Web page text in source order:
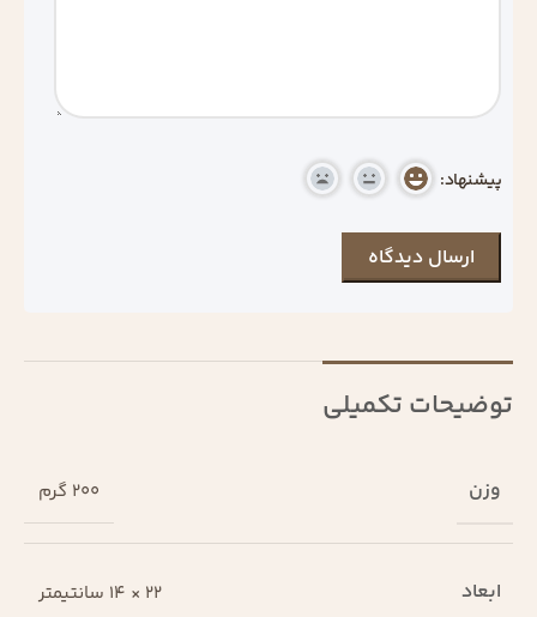
پیشنهاد:
توضیحات تکمیلی
وزن 200 گرم
ابعاد 22 × 14 سانتیمتر